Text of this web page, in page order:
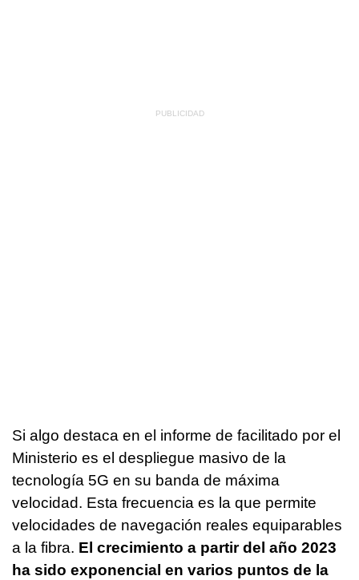
Si algo destaca en el informe de facilitado por el
Ministerio es el despliegue masivo de la
tecnología 5G en su banda de máxima
velocidad. Esta frecuencia es la que permite
velocidades de navegación reales equiparables
a la fibra. El crecimiento a partir del año 2023
ha sido exponencial en varios puntos de la